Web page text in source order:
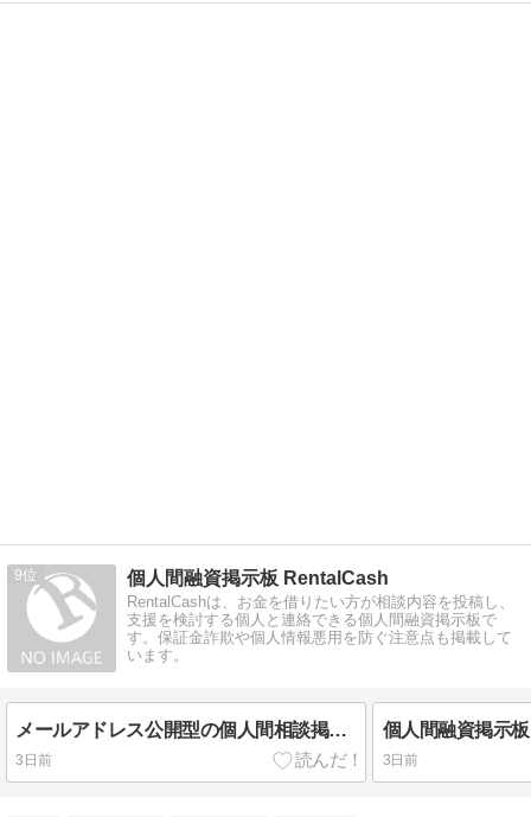
9 個人間融資掲示板 RentalCash
RentalCashは、お金を借りたい方が相談内容を投稿し、
支援を検討する個人と連絡できる個人間融資掲示板で
す。保証金詐欺や個人情報悪用を防ぐ注意点も掲載して
います。
メールアドレス公開型の個人間相談掲示板は安全？匿名連絡方式との違いを解説
3日前 3日前